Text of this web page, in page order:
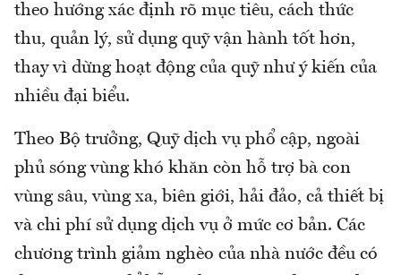
theo hướng xác định rõ mục tiêu, cách thức
thu, quản lý, sử dụng quỹ vận hành tốt hơn,
thay vì dừng hoạt động của quỹ như ý kiến của
nhiều đại biểu.
Theo Bộ trưởng, Quỹ dịch vụ phổ cập, ngoài
phủ sóng vùng khó khăn còn hỗ trợ bà con
vùng sâu, vùng xa, biên giới, hải đảo, cả thiết bị
và chi phí sử dụng dịch vụ ở mức cơ bản. Các
chương trình giảm nghèo của nhà nước đều có